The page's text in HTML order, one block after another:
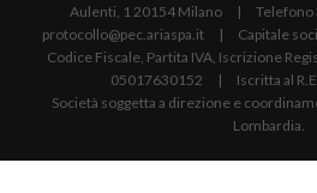
Aulenti, 1 20154 Milano |
protocollo@pec.ariaspa.it | Capitale
Codice Fiscale, Partita IVA, Iscrizione
05017630152 | Iscritta al
Società soggetta a direzione e
Lombardia.